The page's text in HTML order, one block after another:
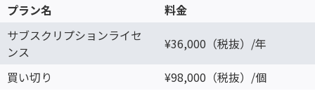
プラン名
料金
サブスクリプションライセ
ンス
¥36,000（税抜）/年
買い切り
¥98,000（税抜）/個